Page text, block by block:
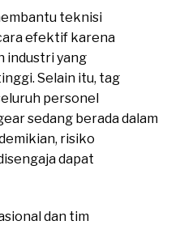
teknisi
efektif karena
industri yang
Selain itu, tag
personel
sedang berada dalam
risiko
dapat
dan tim